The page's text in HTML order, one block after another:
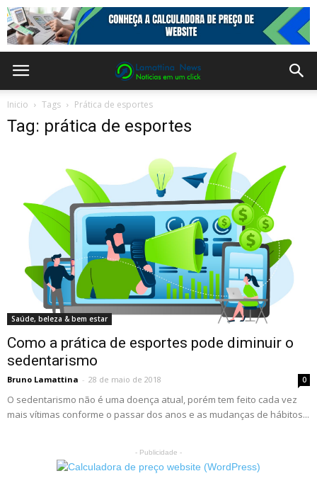
Inicio Tags Prática de esportes
Tag: prática de esportes
Saúde, beleza & bem estar
Como a prática de esportes pode diminuir o
sedentarismo
Bruno Lamattina - 28 de maio de 2018 0
O sedentarismo não é uma doença atual, porém tem feito cada vez
mais vítimas conforme o passar dos anos e as mudanças de hábitos...
- Publicidade -